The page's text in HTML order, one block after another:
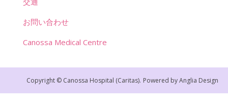
お問い合わせ
Canossa Medical Centre
Copyright © Canossa Hospital (Caritas). Powered byAnglia Design